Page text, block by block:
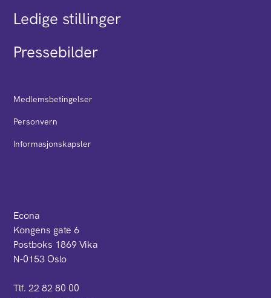
Ledige stillinger
Pressebilder
Medlemsbetingelser
Personvern
Informasjonskapsler
Econa
Kongens gate 6
Postboks 1869 Vika
N-0153 Oslo
Tlf. 22 82 80 00